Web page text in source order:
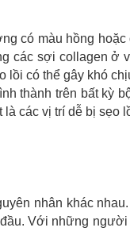
có màu hồng
các sợi collagen ở
có thể gây khó
thành trên bất kỳ
các vị trí dễ bị sẹo
nhân khác
Với những